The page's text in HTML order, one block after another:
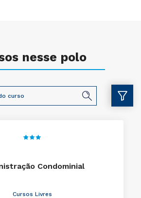
nesse polo
Condominial
Cursos Livres